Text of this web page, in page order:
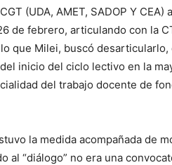
(UDA, AMET, SADOP Y
de febrero, articulando con la
que Milei, buscó
inicio del ciclo lectivo en la
del trabajo docente de
la medida acompañada de
al “diálogo” no era una